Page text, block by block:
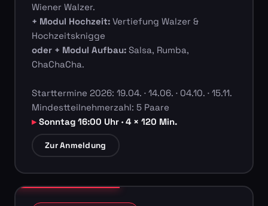
Wiener Walzer.
+ Modul Hochzeit:Vertiefung Walzer &
Hochzeitsknigge
oder + Modul Aufbau:Salsa, Rumba,
ChaChaCha.
Starttermine 2026: 19.04. · 14.06. · 04.10. · 15.11.
Mindestteilnehmerzahl: 5 Paare
Sonntag 16:00 Uhr · 4 × 120 Min.
Zur Anmeldung